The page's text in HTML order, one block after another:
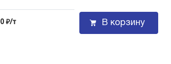
₽/т В корзину